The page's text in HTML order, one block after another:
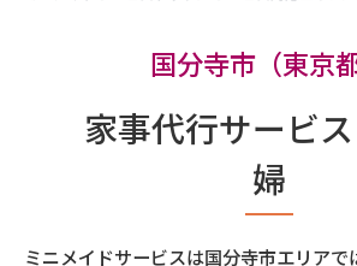
国分寺市（東京都
家事代行サービ
婦
ミニメイドサービスは国分寺市エリアで